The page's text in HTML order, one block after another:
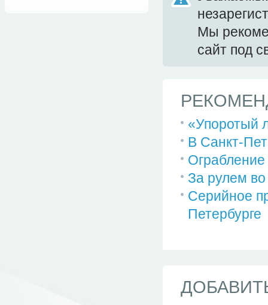
Мы
сайт под
«Упоротый
В Санкт-
За рулем
Серийное
Петербурге